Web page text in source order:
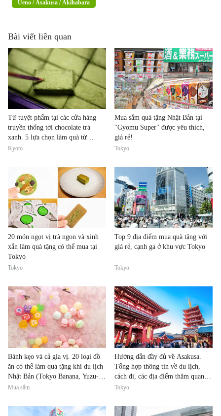
Ueno / Asakusa / Akihabara
Bài viết liên quan
Từ tuyệt phẩm tại các cửa hàng
truyền thống tới chocolate trà
xanh. 5 lựa chọn làm quà từ
Kyoto【Tổng hợp các loại đồ
Kyoto
Mua sắm quà tặng Nhật Bản tại
"Gyomu Super" được yêu thích,
giá rẻ!
Tokyo
20 món ngọt vị trà ngon và xinh
xắn làm quà tặng có thể mua tại
Tokyo
Tokyo
Top 9 địa điểm mua quà tặng với
giá rẻ, cạnh ga ở khu vực Tokyo
Tokyo
Bánh kẹo và cả gia vị. 20 loại đồ
ăn có thể làm quà tặng khi du lịch
Nhật Bản (Tokyo Banana, Yuzu-
Kosho)
Mua sắm
Hướng dẫn đầy đủ về Asakusa.
Tổng hợp thông tin về du lịch,
cách đi, các địa điểm thăm quan,
món ăn, địa điểm mua sắm
Tokyo